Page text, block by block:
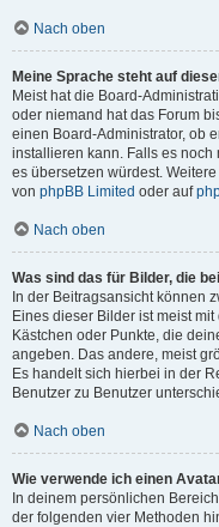
Nach oben
Meine Sprache steht auf
Meist hat die Board-
oder niemand hat das Forum
einen Board-Administrator, ob
installieren kann. Falls es noch
es übersetzen würdest.
von phpBB Limited oder auf
Nach oben
Was sind das für Bilder, die
In der Beitragsansicht können
Eines dieser Bilder ist meist
Kästchen oder Punkte, die
angeben. Das andere, meist
Es handelt sich hierbei in der
Benutzer zu Benutzer
Nach oben
Wie verwende ich einen
In deinem persönlichen
der folgenden vier Methoden